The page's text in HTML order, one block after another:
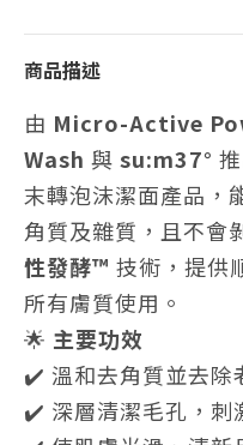
商品描述
由 Micro-Active
Wash 與 su:m37°
末轉泡沫潔面產品，
角質及雜質，且不會
性發酵™ 技術，提供
所有膚質使用。
🌟 主要功效
✔️ 溫和去角質並去除
✔️ 深層清潔毛孔，刺